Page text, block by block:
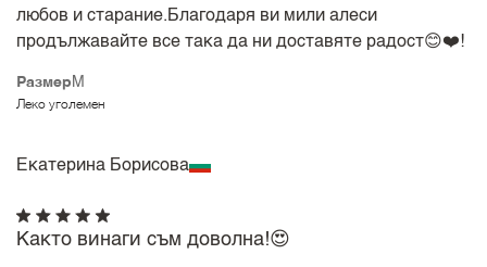
Размер M
Леко уголемен
любов и старание.Благодаря ви мили алеси
продължавайте все така да ни доставяте радост😊❤️!
Екатерина Борисова
Както винаги съм доволна!😍